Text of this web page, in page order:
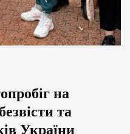
на
та
України